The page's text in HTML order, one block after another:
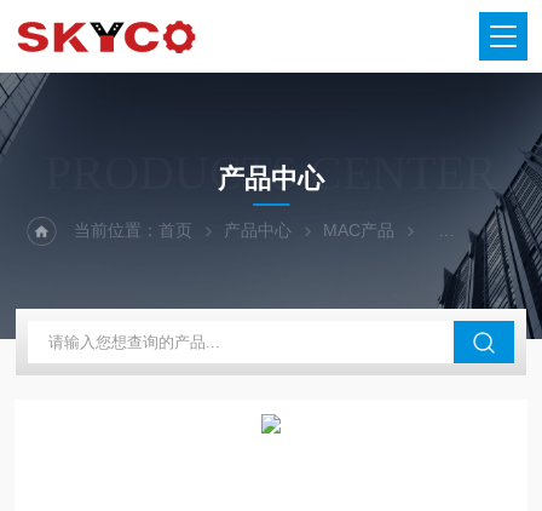
PRODUCTS CENTER
产品中心
当前位置：首页 产品中心 MAC产品 MAC电磁阀